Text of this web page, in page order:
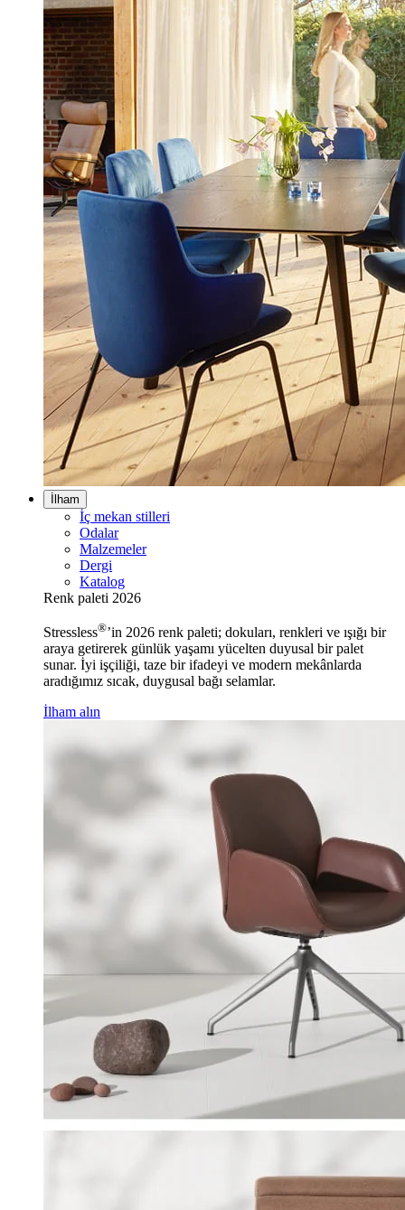
İlham
İç mekan stilleri
Odalar
Malzemeler
Dergi
Katalog
Renk paleti 2026
Stressless®’in 2026 renk paleti; dokuları, renkleri ve ışığı bir
araya getirerek günlük yaşamı yücelten duyusal bir palet
sunar. İyi işçiliği, taze bir ifadeyi ve modern mekânlarda
aradığımız sıcak, duygusal bağı selamlar.
İlham alın